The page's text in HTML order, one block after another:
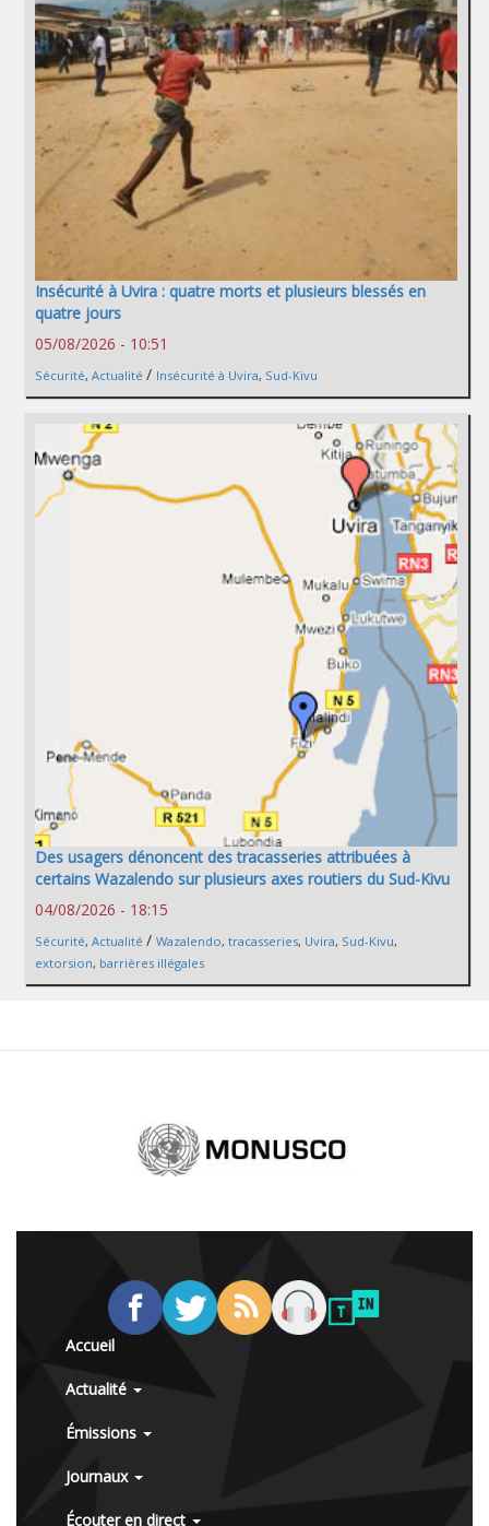
Insécurité à Uvira : quatre morts et plusieurs blessés en
quatre jours
05/08/2026 - 10:51
Sécurité, Actualité / Insécurité à Uvira, Sud-Kivu
Des usagers dénoncent des tracasseries attribuées à
certains Wazalendo sur plusieurs axes routiers du Sud-Kivu
04/08/2026 - 18:15
Sécurité, Actualité / Wazalendo, tracasseries, Uvira, Sud-Kivu,
extorsion, barrières illégales
Accueil
Actualité
Émissions
Journaux
Écouter en direct